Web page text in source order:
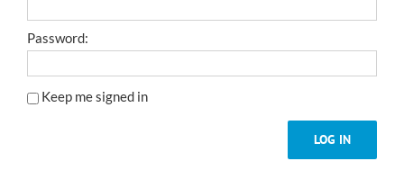
Password:
Keep me signed in
LOG IN